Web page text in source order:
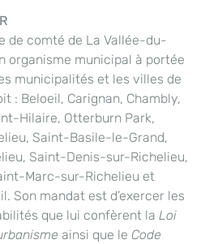
de comté de La Vallée-du-
organisme municipal à portée
municipalités et les villes de
: Beloeil, Carignan, Chambly,
Hilaire, Otterburn Park,
Saint-Basile-le-Grand,
Saint-Denis-sur-Richelieu,
Marc-sur-Richelieu et
Son mandat est d’exercer les
que lui confèrent la Loi
ainsi que le Code